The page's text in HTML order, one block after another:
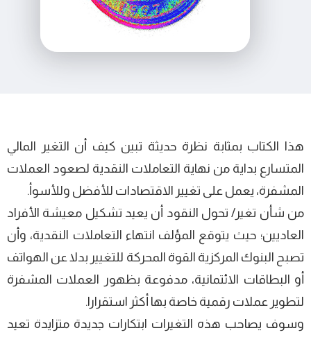
هذا الكتاب بمثابة نظرة حديثة تبين كيف أن التغير المالي
المتسارع بداية من نهاية التعاملات النقدية لصعود العملات
المشفرة، يعمل على تغيير الاقتصادات للأفضل وللأسوأ.
من شأن تغير/ تحول النقود أن يعيد تشكيل معيشة الأفراد
العاديين؛ حيث يتوقع المؤلف انتهاء التعاملات النقدية، وأن
تصبح البنوك المركزية القوة المحركة للتغيير بدلا عن الهواتف
أو البطاقات الائتمانية، مدفوعة بظهور العملات المشفرة
لتطوير عملات رقمية خاصة بها أكثر استقرارا.
وسوف يصاحب هذه التغيرات ابتكارات جديدة متزايدة تعيد